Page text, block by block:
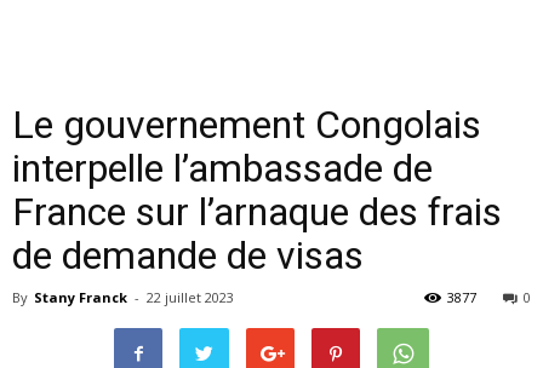
Le gouvernement Congolais
interpelle l’ambassade de
France sur l’arnaque des frais
de demande de visas
By Stany Franck - 22 juillet 2023 0
3877